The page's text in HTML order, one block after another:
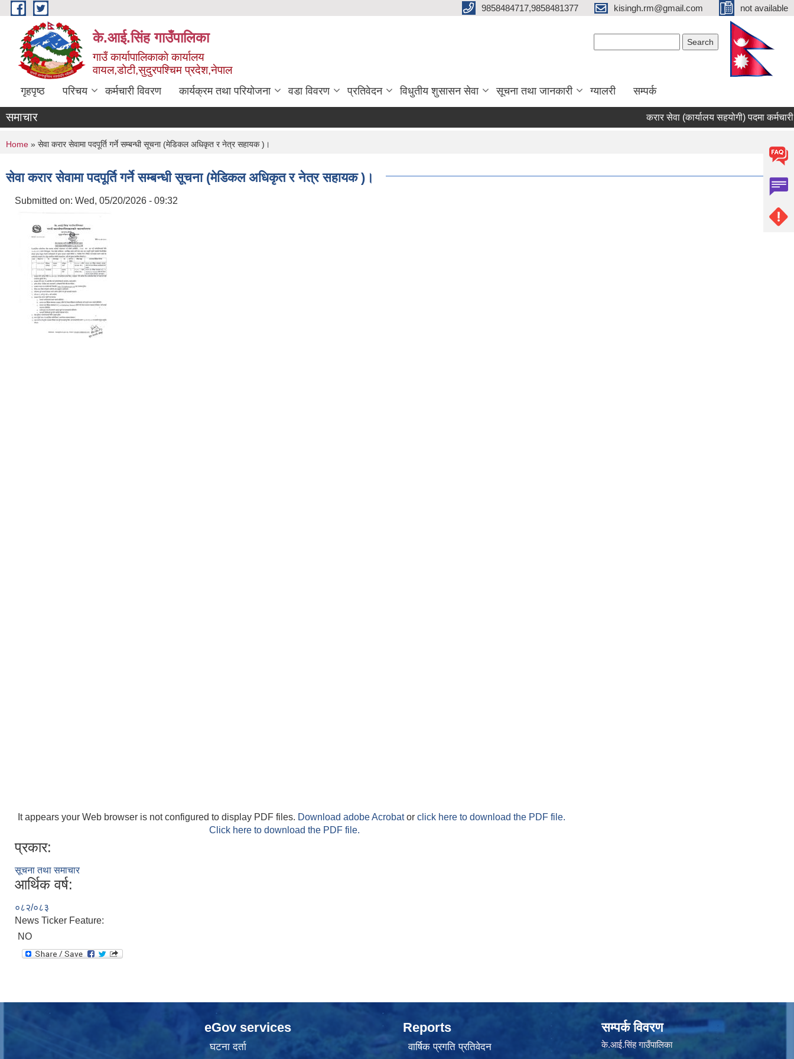
Skip to main content 9858484717,9858481377 kisingh.rm@gmail.com not available
के.आई.सिंह गाउँपालिका
गाउँ कार्यापालिकाकाे कार्यालय
वायल,डोटी,सुदुरपश्चिम प्रदेश,नेपाल
गृहपृष्ठ परिचय कर्मचारी विवरण कार्यक्रम तथा परियोजना वडा विवरण प्रतिवेदन विधुतीय शुसासन सेवा सूचना तथा जानकारी ग्यालरी सम्पर्क
समाचार करार सेवा (कार्यालय सहयोगी) पदमा कर्मचारी
You are here
Home » सेवा करार सेवामा पदपूर्ति गर्ने सम्बन्धी सूचना (मेडिकल अधिकृत र नेत्र सहायक )।
सेवा करार सेवामा पदपूर्ति गर्ने सम्बन्धी सूचना (मेडिकल अधिकृत र नेत्र सहायक )।
Submitted on: Wed, 05/20/2026 - 09:32
It appears your Web browser is not configured to display PDF files. Download adobe Acrobator click here to download the PDF file.
Click here to download the PDF file.
प्रकार:
सूचना तथा समाचार
आर्थिक वर्ष:
०८२/०८३
News Ticker Feature:
NO
eGov services
घटना दर्ता
Reports
वार्षिक प्रगति प्रतिवेदन
सम्पर्क विवरण
के.आई.सिंह गाउँपालिका